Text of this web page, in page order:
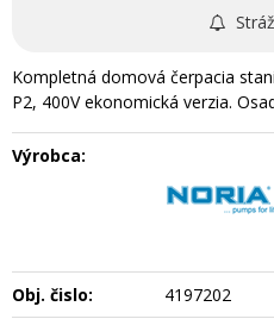
Kompletná domová čerpacia
P2, 400V ekonomická verzia.
Výrobca:
Obj. čislo:
4197202